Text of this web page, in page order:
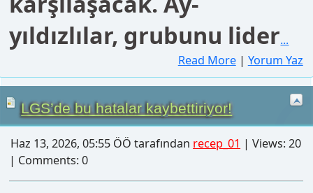
Read More
LGS’de bu hatalar kaybettiriyor!
Haz 13, 2026, 05:55 ÖÖ tarafındanrecep_01
| Views: 20
| Comments: 0
LGS'de bu hatalar